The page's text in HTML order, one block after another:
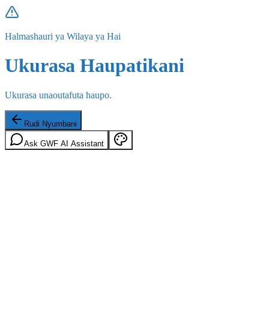
Halmashauri ya Wilaya ya Hai
Ukurasa Haupatikani
Ukurasa unaoutafuta haupo.
Rudi Nyumbani
Ask GWF AI Assistant